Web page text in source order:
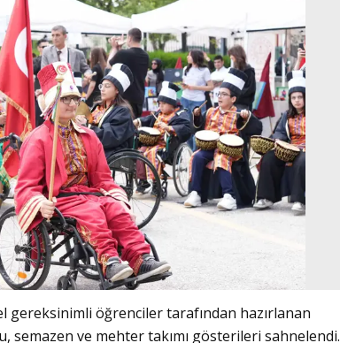
gereksinimli öğrenciler tarafından hazırlanan
semazen ve mehter takımı gösterileri sahnelendi.